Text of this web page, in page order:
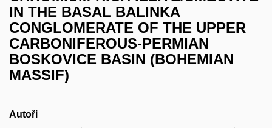
IN THE BASAL BALINKA
CONGLOMERATE OF THE UPPER
CARBONIFEROUS-PERMIAN
BOSKOVICE BASIN (BOHEMIAN
MASSIF)
Autoři